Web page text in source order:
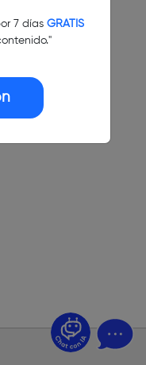
7 días GRATIS